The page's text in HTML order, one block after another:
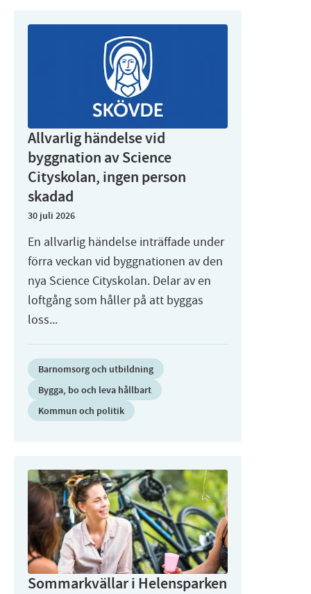
Allvarlig händelse vid
byggnation av Science
Cityskolan, ingen person
skadad
30 juli 2026
En allvarlig händelse inträffade under
förra veckan vid byggnationen av den
nya Science Cityskolan. Delar av en
loftgång som håller på att byggas
loss...
Barnomsorg och utbildning
Bygga, bo och leva hållbart
Kommun och politik
Sommarkvällar i Helensparken